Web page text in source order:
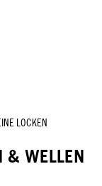
LOCKEN
& WELLEN